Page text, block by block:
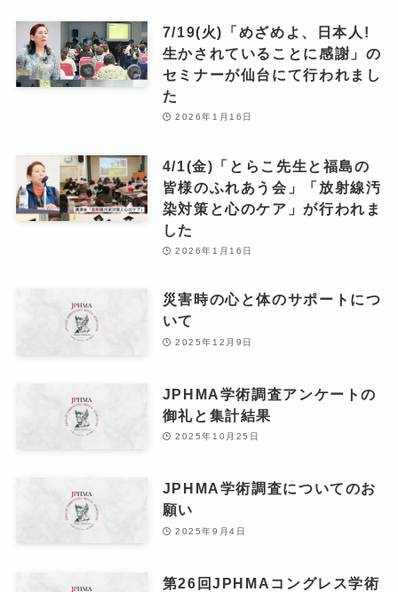
7/19(火)「めざめよ、日本人!
生かされていることに感謝」の
セミナーが仙台にて行われまし
た
2026年1月16日
4/1(金)「とらこ先生と福島の
皆様のふれあう会」「放射線汚
染対策と心のケア」が行われま
した
2026年1月16日
災害時の心と体のサポートにつ
いて
2025年12月9日
JPHMA学術調査アンケートの
御礼と集計結果
2025年10月25日
JPHMA学術調査についてのお
願い
2025年9月4日
第26回JPHMAコングレス学術